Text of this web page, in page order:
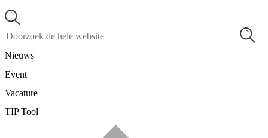
Nieuws
Event
Vacature
TIP Tool